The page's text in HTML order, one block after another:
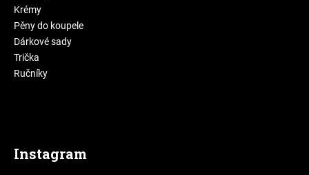
Krémy
Pěny do koupele
Dárkové sady
Trička
Ručníky
Instagram